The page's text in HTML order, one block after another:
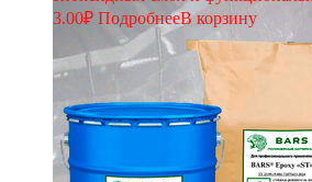
3.00₽ ПодробнееВ корзину